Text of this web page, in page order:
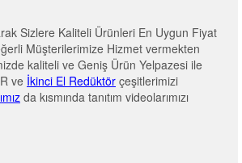
Sizlere Kaliteli Ürünleri En Uygun Fiyat
Müşterilerimize Hizmet vermekten
kaliteli ve Geniş Ürün Yelpazesi ile
ve İkinci El Redüktör çeşitlerimizi
da kısmında tanıtım videolarımızı